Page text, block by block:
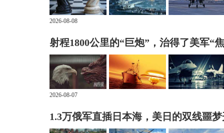
2026-08-08
射程1800公里的“巨炮”，治得了美军“
2026-08-07
1.3万俄军直插日本海，美日的双线噩